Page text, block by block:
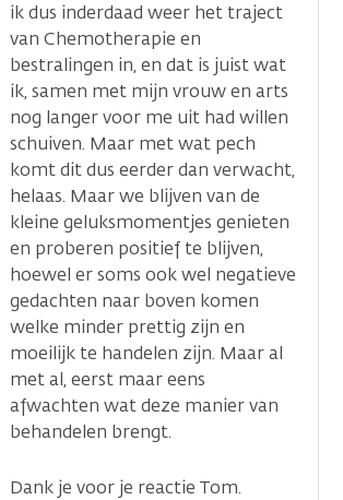
ik dus inderdaad weer het traject
van Chemotherapie en
bestralingen in, en dat is juist wat
ik, samen met mijn vrouw en arts
nog langer voor me uit had willen
schuiven. Maar met wat pech
komt dit dus eerder dan verwacht,
helaas. Maar we blijven van de
kleine geluksmomentjes genieten
en proberen positief te blijven,
hoewel er soms ook wel negatieve
gedachten naar boven komen
welke minder prettig zijn en
moeilijk te handelen zijn. Maar al
met al, eerst maar eens
afwachten wat deze manier van
behandelen brengt.
Dank je voor je reactie Tom.